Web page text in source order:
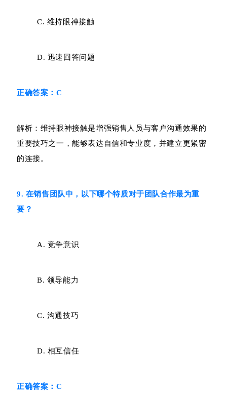
C. 维持眼神接触
D. 迅速回答问题
正确答案：C
解析：维持眼神接触是增强销售人员与客户沟通效果的
重要技巧之一，能够表达自信和专业度，并建立更紧密
的连接。
9. 在销售团队中，以下哪个特质对于团队合作最为重
要？
A. 竞争意识
B. 领导能力
C. 沟通技巧
D. 相互信任
正确答案：C